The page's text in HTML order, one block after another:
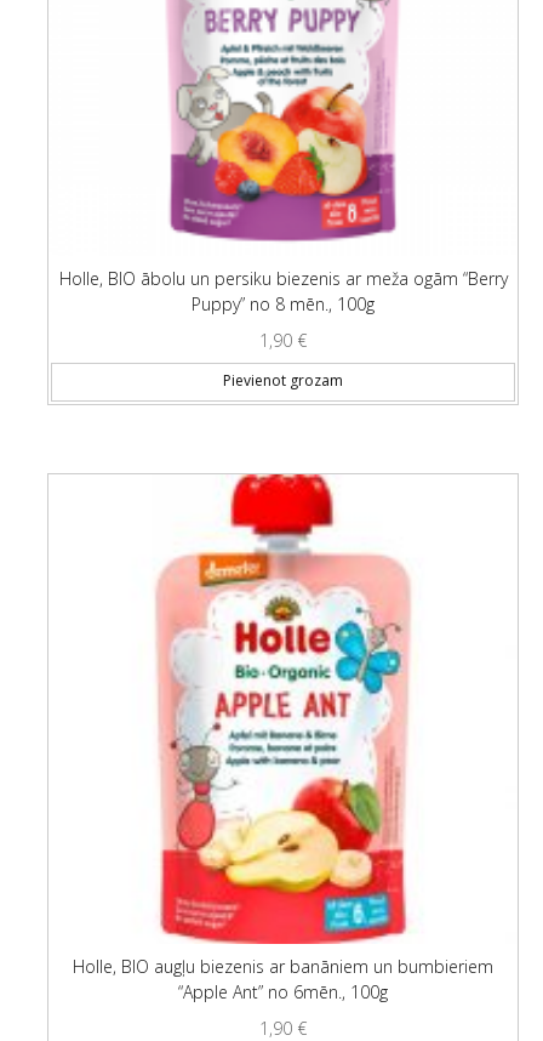
Holle, BIO ābolu un persiku biezenis ar meža ogām “Berry
Puppy” no 8 mēn., 100g
1,90 €
Pievienot grozam
Holle, BIO augļu biezenis ar banāniem un bumbieriem
“Apple Ant” no 6mēn., 100g
1,90 €